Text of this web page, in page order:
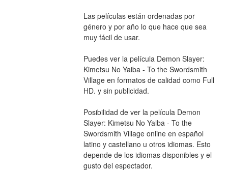
Las películas están ordenadas por
género y por año lo que hace que sea
muy fácil de usar.
Puedes ver la película Demon Slayer:
Kimetsu No Yaiba - To the Swordsmith
Village en formatos de calidad como Full
HD. y sin publicidad.
Posibilidad de ver la película Demon
Slayer: Kimetsu No Yaiba - To the
Swordsmith Village online en español
latino y castellano u otros idiomas. Esto
depende de los idiomas disponibles y el
gusto del espectador.